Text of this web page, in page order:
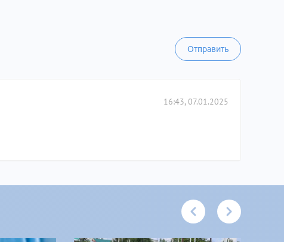
Отправить
16:43, 07.01.2025